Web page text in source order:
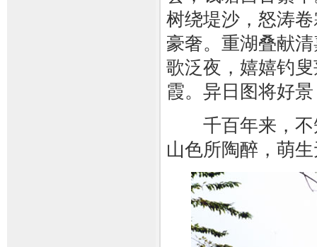
树绕堤沙，怒涛
豪奢。重湖叠献
歌泛夜，嬉嬉钓
霞。异日图将好
千百年来，不
山色所陶醉，萌